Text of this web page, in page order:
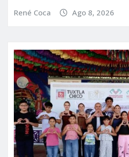
René Coca Ago 8, 2026